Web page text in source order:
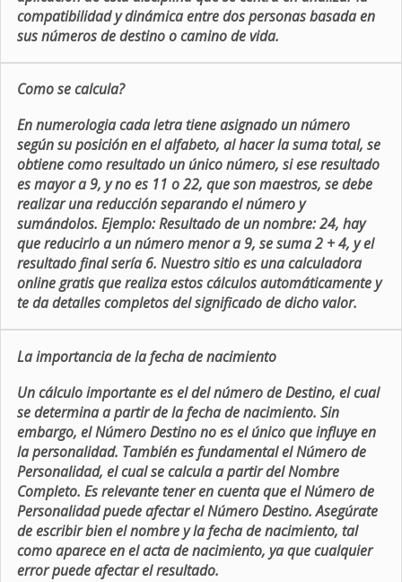
compatibilidad y dinámica entre dos personas basada en
sus números de destino o camino de vida.
Como se calcula?
En numerologia cada letra tiene asignado un número
según su posición en el alfabeto, al hacer la suma total, se
obtiene como resultado un único número, si ese resultado
es mayor a 9, y no es 11 o 22, que son maestros, se debe
realizar una reducción separando el número y
sumándolos. Ejemplo: Resultado de un nombre: 24, hay
que reducirlo a un número menor a 9, se suma 2 + 4, y el
resultado final sería 6. Nuestro sitio es una calculadora
online gratis que realiza estos cálculos automáticamente y
te da detalles completos del significado de dicho valor.
La importancia de la fecha de nacimiento
Un cálculo importante es el del número de Destino, el cual
se determina a partir de la fecha de nacimiento. Sin
embargo, el Número Destino no es el único que influye en
la personalidad. También es fundamental el Número de
Personalidad, el cual se calcula a partir del Nombre
Completo. Es relevante tener en cuenta que el Número de
Personalidad puede afectar el Número Destino. Asegúrate
de escribir bien el nombre y la fecha de nacimiento, tal
como aparece en el acta de nacimiento, ya que cualquier
error puede afectar el resultado.